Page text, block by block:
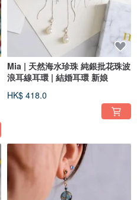
Mia | 天然海水珍珠 純銀批花珠波
浪耳線耳環 | 結婚耳環 新娘
HK$ 418.0